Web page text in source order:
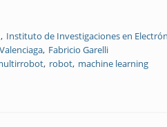
Instituto de Investigaciones en
Fabricio Garelli
robot machine learning